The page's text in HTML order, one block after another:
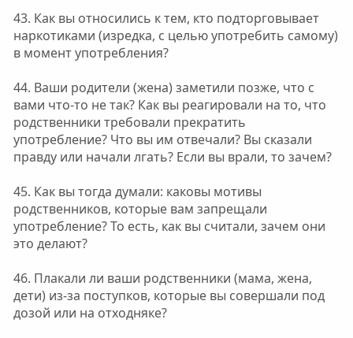
43. Как вы относились к тем, кто подторговывает
наркотиками (изредка, с целью употребить самому)
в момент употребления?
44. Ваши родители (жена) заметили позже, что с
вами что-то не так? Как вы реагировали на то, что
родственники требовали прекратить
употребление? Что вы им отвечали? Вы сказали
правду или начали лгать? Если вы врали, то зачем?
45. Как вы тогда думали: каковы мотивы
родственников, которые вам запрещали
употребление? То есть, как вы считали, зачем они
это делают?
46. Плакали ли ваши родственники (мама, жена,
дети) из-за поступков, которые вы совершали под
дозой или на отходняке?